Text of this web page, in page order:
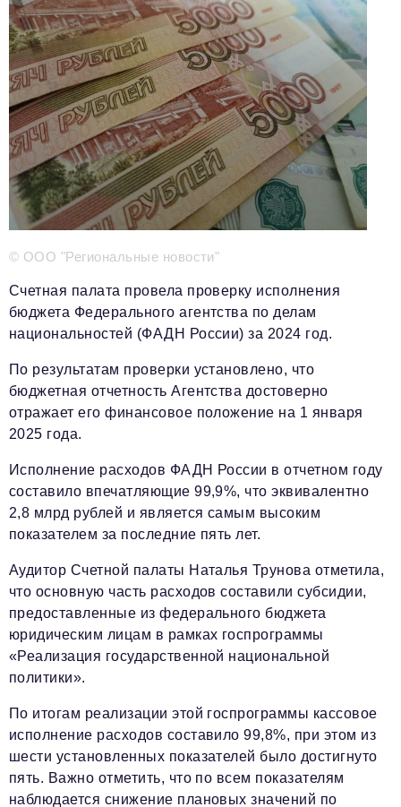
Видео
Телефон редакции:+7 495 727-01-67
Электронные почты редакции:
Информационный отдел
info@business-magazine.online
Отдел рекламы
reklama@business-magazine.online
Отдел распространения/редакционная подписка
podpiska@business-magazine.online
partner@business-magazine.online
© ООО "Региональные новости"
Счетная палата провела проверку исполнения
бюджета Федерального агентства по делам
национальностей (ФАДН России) за 2024 год.
По результатам проверки установлено, что
бюджетная отчетность Агентства достоверно
отражает его финансовое положение на 1 января
2025 года.
Исполнение расходов ФАДН России в отчетном году
составило впечатляющие 99,9%, что эквивалентно
2,8 млрд рублей и является самым высоким
показателем за последние пять лет.
Аудитор Счетной палаты Наталья Трунова отметила,
что основную часть расходов составили субсидии,
предоставленные из федерального бюджета
юридическим лицам в рамках госпрограммы
«Реализация государственной национальной
политики».
По итогам реализации этой госпрограммы кассовое
исполнение расходов составило 99,8%, при этом из
шести установленных показателей было достигнуто
пять. Важно отметить, что по всем показателям
наблюдается снижение плановых значений по